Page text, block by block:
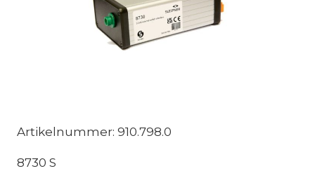
Artikelnummer: 910.798.0
8730 S